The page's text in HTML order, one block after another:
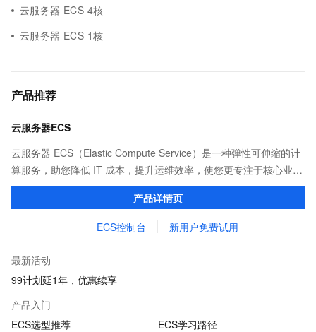
云服务器 ECS 4核
云服务器 ECS 1核
产品推荐
云服务器ECS
云服务器 ECS（Elastic Compute Service）是一种弹性可伸缩的计
算服务，助您降低 IT 成本，提升运维效率，使您更专注于核心业务
创新。
产品详情页
ECS控制台 新用户免费试用
最新活动
99计划延1年，优惠续享
产品入门
ECS选型推荐
ECS学习路径